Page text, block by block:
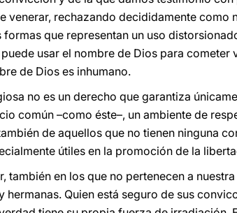
venerar, rechazando decididamente como
que representan un uso
usar el nombre de Dios para cometer
de Dios es inhumano.
no es un derecho que garantiza
común –como éste–, un ambiente de
de aquellos que no tienen ninguna
útiles en la promoción de la
también en los que no pertenecen a
hermanas. Quien está seguro de sus